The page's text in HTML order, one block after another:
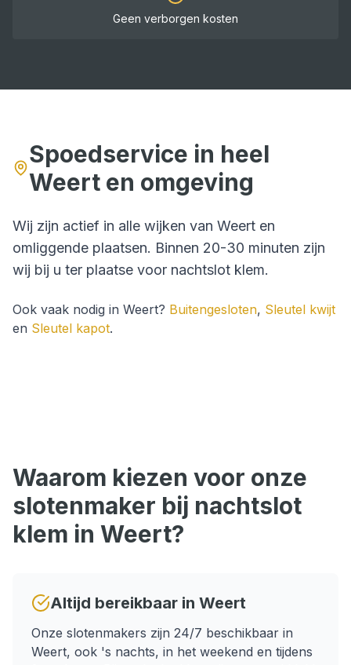
Geen verborgen kosten
Spoedservice in heel
Weert en omgeving
Wij zijn actief in alle wijken van Weert en
omliggende plaatsen. Binnen 20-30 minuten zijn
wij bij u ter plaatse voor nachtslot klem.
Ook vaak nodig in Weert? Buitengesloten, Sleutel kwijt
en Sleutel kapot.
Waarom kiezen voor onze
slotenmaker bij nachtslot
klem in Weert?
Altijd bereikbaar in Weert
Onze slotenmakers zijn 24/7 beschikbaar in
Weert, ook 's nachts, in het weekend en tijdens